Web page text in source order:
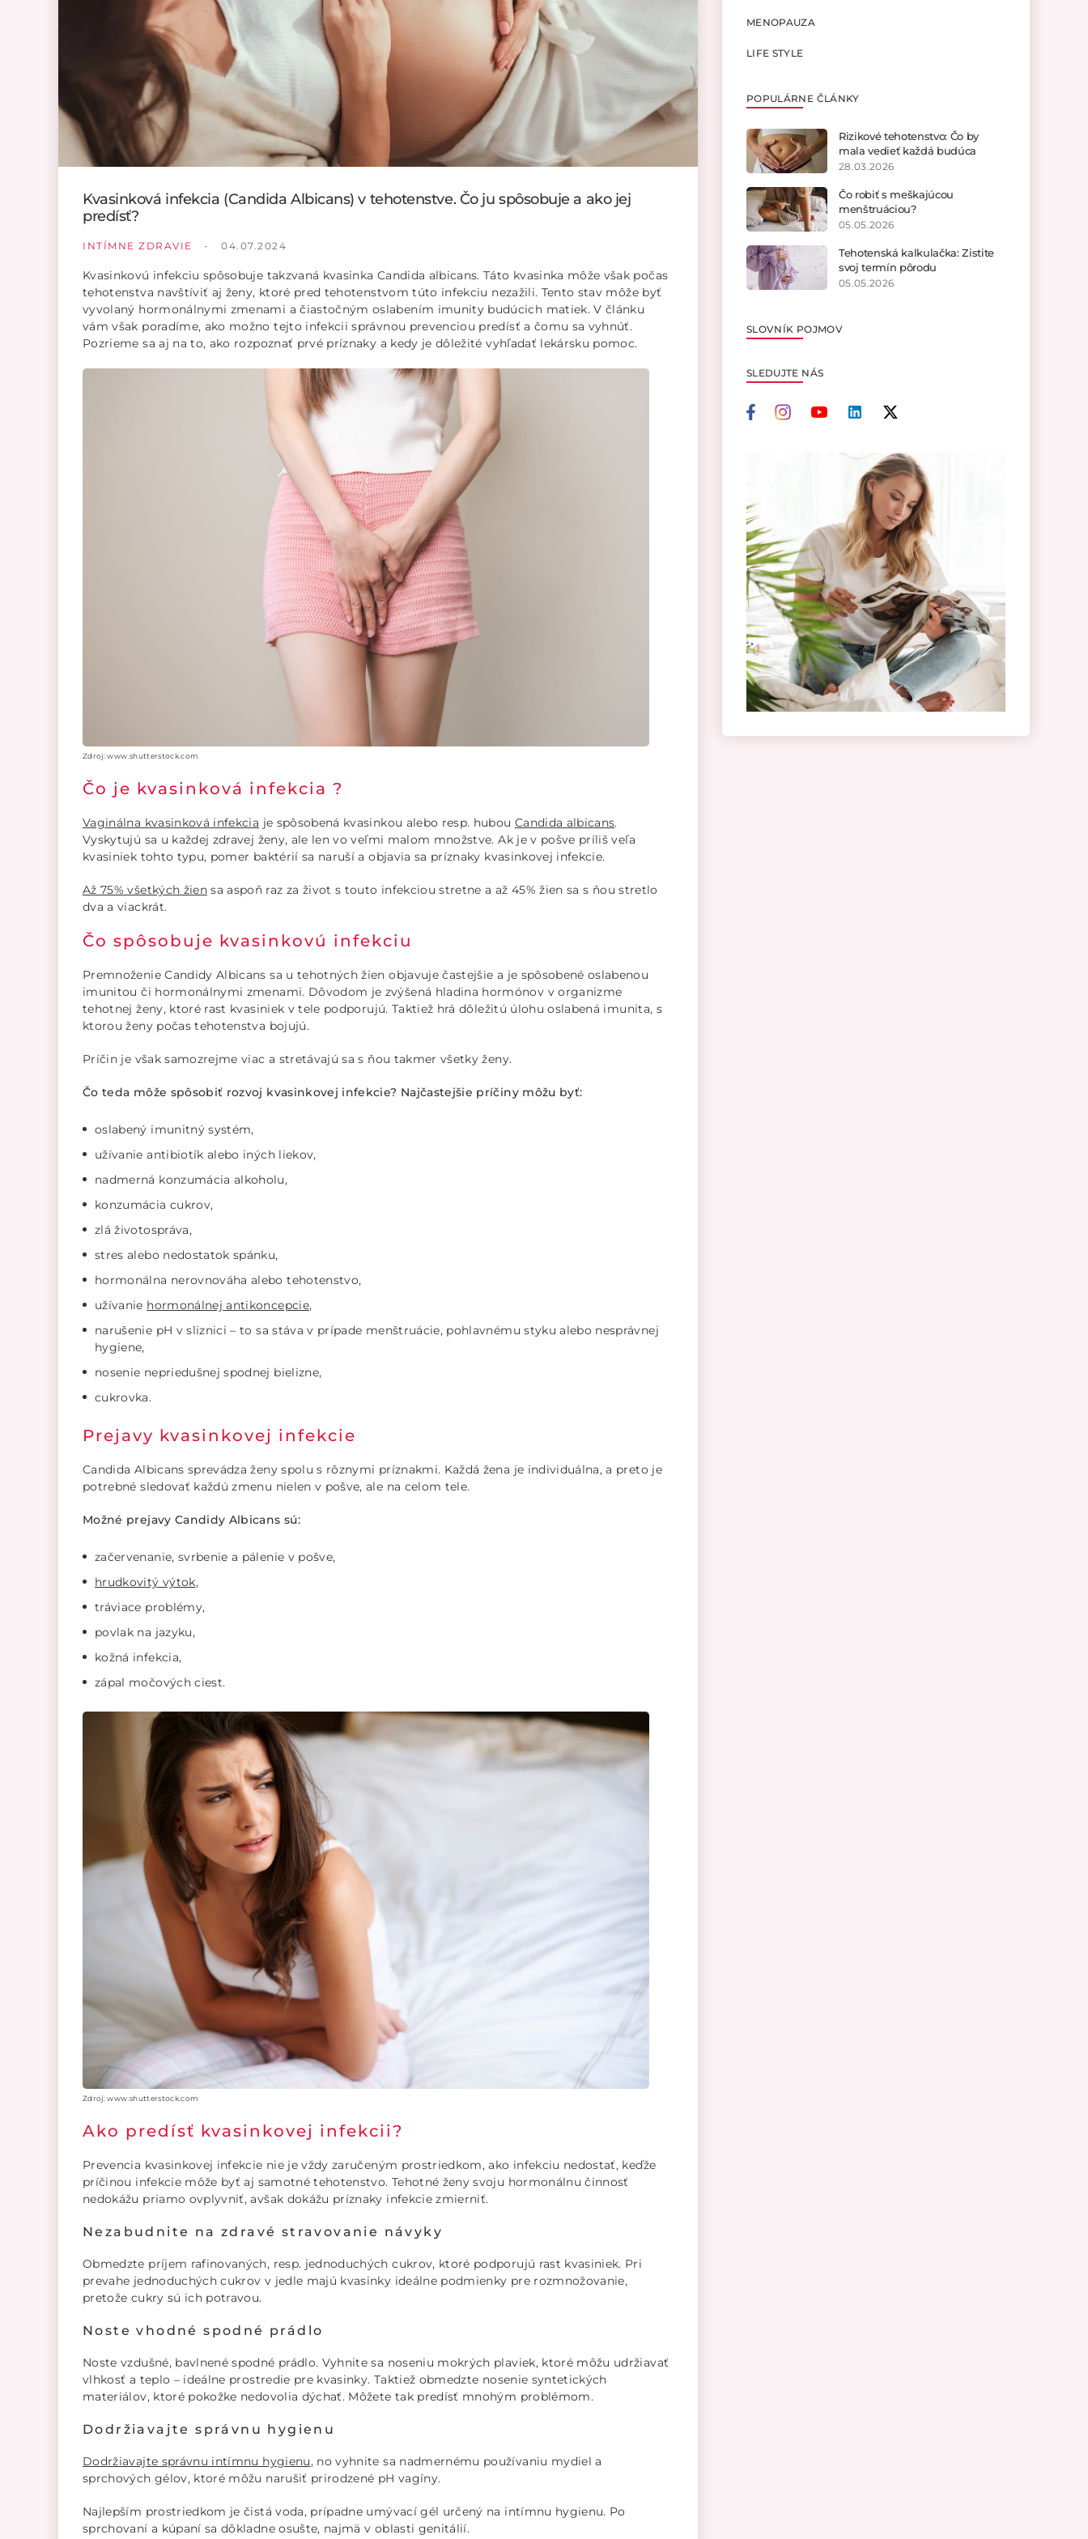
Kvasinková infekcia (Candida Albicans) v tehotenstve. Čo ju spôsobuje a ako jej
predísť?
INTÍMNE ZDRAVIE - 04.07.2024
Kvasinkovú infekciu spôsobuje takzvaná kvasinka Candida albicans. Táto kvasinka môže však počas
tehotenstva navštíviť aj ženy, ktoré pred tehotenstvom túto infekciu nezažili. Tento stav môže byť
vyvolaný hormonálnymi zmenami a čiastočným oslabením imunity budúcich matiek. V článku
vám však poradíme, ako možno tejto infekcii správnou prevenciou predísť a čomu sa vyhnúť.
Pozrieme sa aj na to, ako rozpoznať prvé príznaky a kedy je dôležité vyhľadať lekársku pomoc.
Zdroj: www.shutterstock.com
Čo je kvasinková infekcia ?
Vaginálna kvasinková infekcia je spôsobená kvasinkou alebo resp. hubou Candida albicans.
Vyskytujú sa u každej zdravej ženy, ale len vo veľmi malom množstve. Ak je v pošve príliš veľa
kvasiniek tohto typu, pomer baktérií sa naruší a objavia sa príznaky kvasinkovej infekcie.
Až 75% všetkých žien sa aspoň raz za život s touto infekciou stretne a až 45% žien sa s ňou stretlo
dva a viackrát.
Čo spôsobuje kvasinkovú infekciu
Premnoženie Candidy Albicans sa u tehotných žien objavuje častejšie a je spôsobené oslabenou
imunitou či hormonálnymi zmenami. Dôvodom je zvýšená hladina hormónov v organizme
tehotnej ženy, ktoré rast kvasiniek v tele podporujú. Taktiež hrá dôležitú úlohu oslabená imunita, s
ktorou ženy počas tehotenstva bojujú.
Príčin je však samozrejme viac a stretávajú sa s ňou takmer všetky ženy.
Čo teda môže spôsobiť rozvoj kvasinkovej infekcie? Najčastejšie príčiny môžu byť:
oslabený imunitný systém,
užívanie antibiotík alebo iných liekov,
nadmerná konzumácia alkoholu,
konzumácia cukrov,
zlá životospráva,
stres alebo nedostatok spánku,
hormonálna nerovnováha alebo tehotenstvo,
užívanie hormonálnej antikoncepcie,
narušenie pH v sliznici – to sa stáva v prípade menštruácie, pohlavnému styku alebo nesprávnej
hygiene,
nosenie nepriedušnej spodnej bielizne,
cukrovka.
Prejavy kvasinkovej infekcie
Candida Albicans sprevádza ženy spolu s rôznymi príznakmi. Každá žena je individuálna, a preto je
potrebné sledovať každú zmenu nielen v pošve, ale na celom tele.
Možné prejavy Candidy Albicans sú:
začervenanie, svrbenie a pálenie v pošve,
hrudkovitý výtok,
tráviace problémy,
povlak na jazyku,
kožná infekcia,
zápal močových ciest.
Zdroj: www.shutterstock.com
Ako predísť kvasinkovej infekcii?
Prevencia kvasinkovej infekcie nie je vždy zaručeným prostriedkom, ako infekciu nedostať, keďže
príčinou infekcie môže byť aj samotné tehotenstvo. Tehotné ženy svoju hormonálnu činnosť
nedokážu priamo ovplyvniť, avšak dokážu príznaky infekcie zmierniť.
Nezabudnite na zdravé stravovanie návyky
Obmedzte príjem rafinovaných, resp. jednoduchých cukrov, ktoré podporujú rast kvasiniek. Pri
prevahe jednoduchých cukrov v jedle majú kvasinky ideálne podmienky pre rozmnožovanie,
pretože cukry sú ich potravou.
Noste vhodné spodné prádlo
Noste vzdušné, bavlnené spodné prádlo. Vyhnite sa noseniu mokrých plaviek, ktoré môžu udržiavať
vlhkosť a teplo – ideálne prostredie pre kvasinky. Taktiež obmedzte nosenie syntetických
materiálov, ktoré pokožke nedovolia dýchať. Môžete tak predísť mnohým problémom.
Dodržiavajte správnu hygienu
Dodržiavajte správnu intímnu hygienu, no vyhnite sa nadmernému používaniu mydiel a
sprchových gélov, ktoré môžu narušiť prirodzené pH vagíny.
Najlepším prostriedkom je čistá voda, prípadne umývací gél určený na intímnu hygienu. Po
sprchovaní a kúpaní sa dôkladne osušte, najmä v oblasti genitálií.
MENOPAUZA
LIFE STYLE
POPULÁRNE ČLÁNKY
Rizikové tehotenstvo: Čo by
mala vedieť každá budúca
mamička?
28.03.2026
Čo robiť s meškajúcou
menštruáciou?
05.05.2026
Tehotenská kalkulačka: Zistite
svoj termín pôrodu
05.05.2026
SLOVNÍK POJMOV
SLEDUJTE NÁS